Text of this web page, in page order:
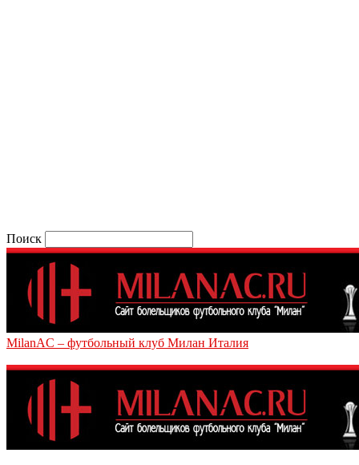
Поиск
MilanAC – футбольный клуб Милан Италия